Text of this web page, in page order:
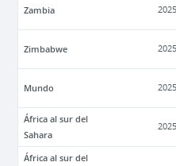
Zambia 2025
Zimbabwe 2025
Mundo 2025
África al sur del
Sahara
2025
África al sur del